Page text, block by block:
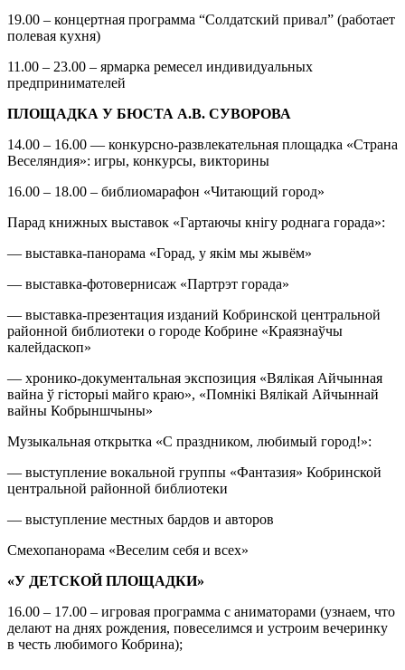
19.00 – концертная программа “Солдатский привал” (работает
полевая кухня)
11.00 – 23.00 – ярмарка ремесел индивидуальных
предпринимателей
ПЛОЩАДКА У БЮСТА А.В. СУВОРОВА
14.00 – 16.00 — конкурсно-развлекательная площадка «Страна
Веселяндия»: игры, конкурсы, викторины
16.00 – 18.00 – библиомарафон «Читающий город»
Парад книжных выставок «Гартаючы кнігу роднага горада»:
— выставка-панорама «Горад, у якім мы жывём»
— выставка-фотовернисаж «Партрэт горада»
— выставка-презентация изданий Кобринской центральной
районной библиотеки о городе Кобрине «Краязнаўчы
калейдаскоп»
— хронико-документальная экспозиция «Вялікая Айчынная
вайна ў гісторыі майго краю», «Помнікі Вялікай Айчыннай
вайны Кобрыншчыны»
Музыкальная открытка «С праздником, любимый город!»:
— выступление вокальной группы «Фантазия» Кобринской
центральной районной библиотеки
— выступление местных бардов и авторов
Смехопанорама «Веселим себя и всех»
«У ДЕТСКОЙ ПЛОЩАДКИ»
16.00 – 17.00 – игровая программа с аниматорами (узнаем, что
делают на днях рождения, повеселимся и устроим вечеринку
в честь любимого Кобрина);